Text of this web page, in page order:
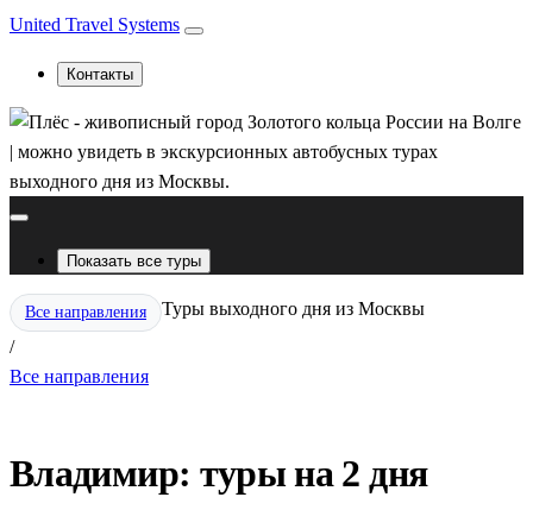
United Travel Systems
Контакты
Показать все туры
Все направления
/
Туры выходного дня из Москвы
Все направления
Владимир: туры на 2 дня